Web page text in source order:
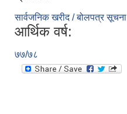
सार्वजनिक खरीद / बोलपत्र सूचना
आर्थिक वर्ष:
७७/७८